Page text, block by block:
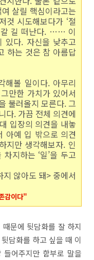
살릴 핵심이라고는
것 시도해보다가 ‘절
갈 길 떠난다. …… 이
있다. 자신을 낮추고
하는 것은 참 아름답
해볼 일이다. 아무리
만한 가치가 있어서
불러올지 모른다. 그
다. 가끔 전체 의견에
입장의 의견을 내놓
아예 입 밖으로 의견
지만 생각해보자. 인
지하는 ‘일’을 두고
않아도 돼> 중에서
감이다"
문에 뒷담화를 잘 하지
담화를 하고 싶을 때 이
어주지만 함부로 말을